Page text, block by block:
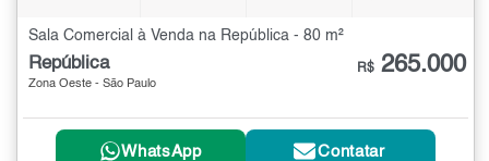
Sala Comercial à Venda na República - 80 m²
República
Zona Oeste - São Paulo
R$ 265.000
WhatsApp Contatar